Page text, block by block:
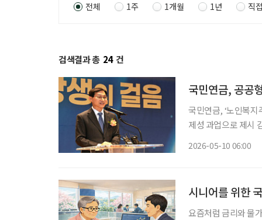
전체 1주 1개월 1년 직
검색결과 총 24 건
국민연금, 공공
국민연금, ‘노인복지주택 사업성
제성 과업으로 제시 김성주 이사장, 취임 때 “청년·신혼부부 보금자리 투자” 언급하기도 국
2026-05-10 06:00
시니어를 위한
요즘처럼 금리와 물